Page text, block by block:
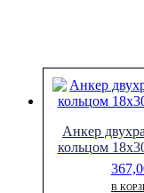
Анкер
кольцом
В